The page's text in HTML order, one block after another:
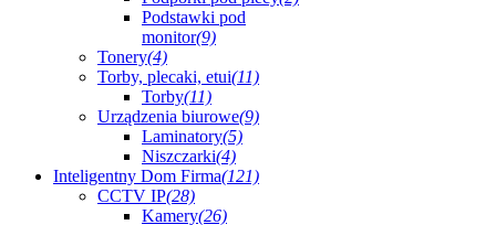
Podstawki pod
monitor(9)
Tonery(4)
Torby, plecaki, etui(11)
Torby(11)
Urządzenia biurowe(9)
Laminatory(5)
Niszczarki(4)
Inteligentny Dom Firma(121)
CCTV IP(28)
Kamery(26)